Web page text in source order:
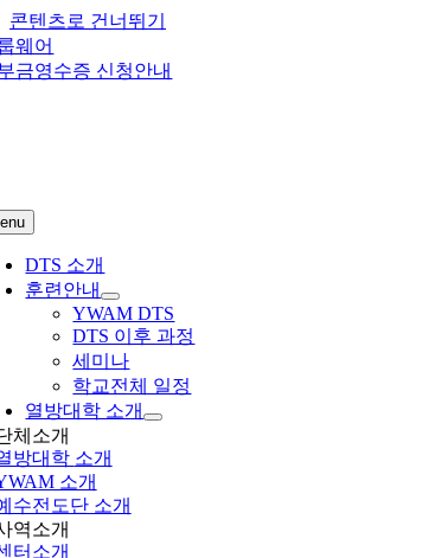
콘텐츠로 건너뛰기
웨어
금영수증 신청안내
DTS 소개
훈련안내
YWAM DTS
DTS 이후 과정
세미나
학교전체 일정
열방대학 소개
체소개
방대학 소개
소개
수전도단 소개
역소개
터소개